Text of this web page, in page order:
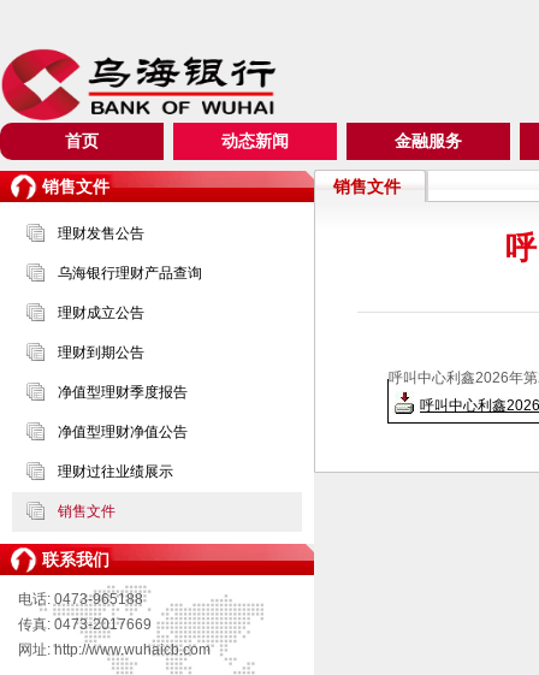
首页 动态新闻 金融服务
销售文件
理财发售公告
乌海银行理财产品查询
理财成立公告
理财到期公告
净值型理财季度报告
净值型理财净值公告
理财过往业绩展示
销售文件
联系我们
电话: 0473-965188
传真: 0473-2017669
网址: http://www.wuhaicb.com
销售文件
呼叫中心利鑫2026年
呼叫中心利鑫